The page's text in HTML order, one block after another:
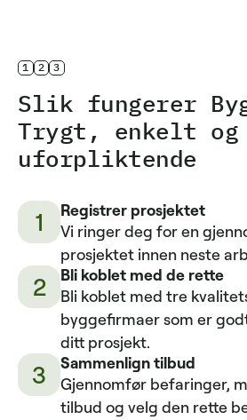
1 2 3
Slik fungerer
Trygt, enkelt og
uforpliktende
1
Registrer prosjektet
Vi ringer deg for en
prosjektet innen neste
2
Bli koblet med de rette
Bli koblet med tre
byggefirmaer som er
ditt prosjekt.
3
Sammenlign tilbud
Gjennomfør befaringer,
tilbud og velg den rette